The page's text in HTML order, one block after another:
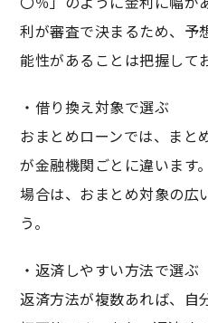
利が審査で決まるため、予
能性があることは把握して
・借り換え対象で選ぶ
おまとめローンでは、まと
が金融機関ごとに違います
場合は、おまとめ対象の広
う。
・返済しやすい方法で選ぶ
返済方法が複数あれば、自